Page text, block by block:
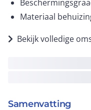
Materiaal
Bekijk volledige
Samenvatting